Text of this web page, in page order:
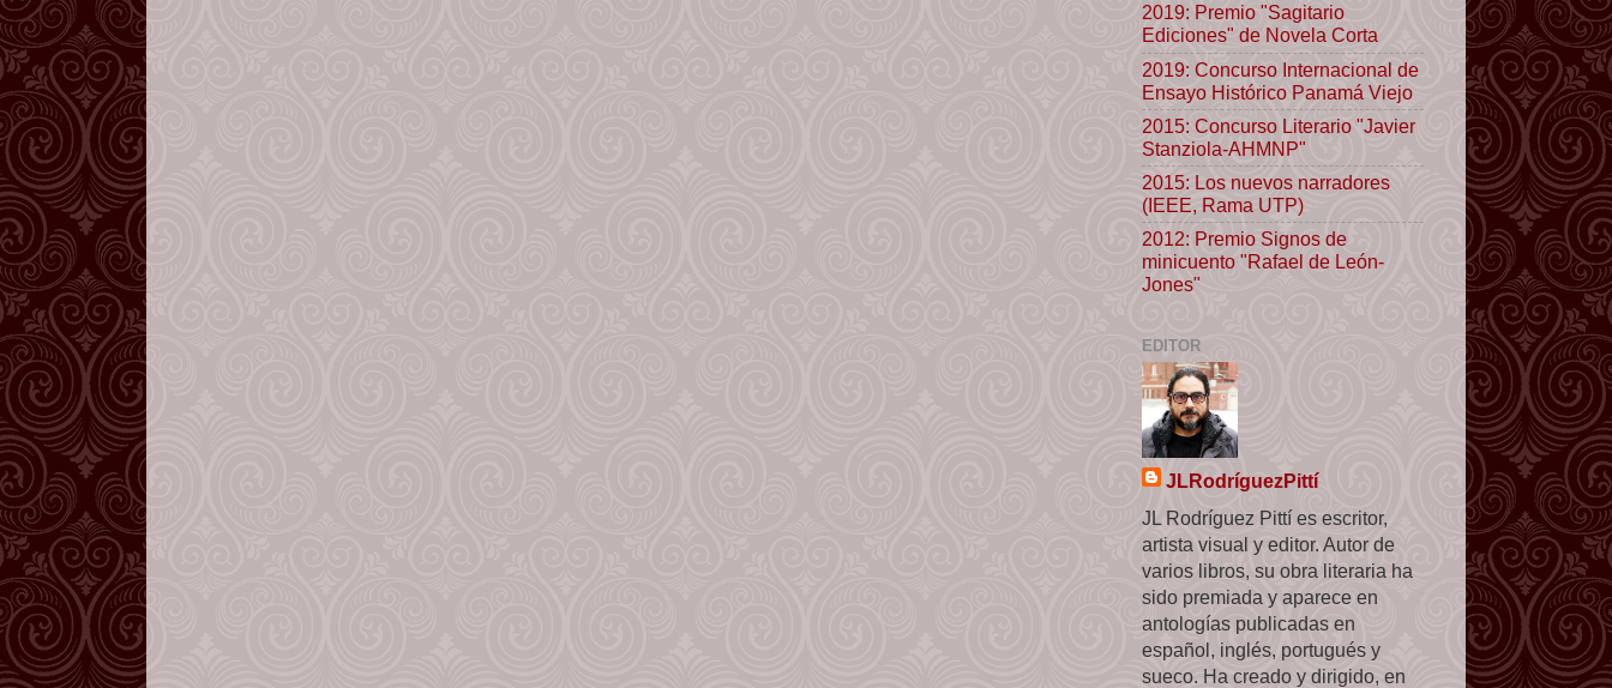
2019: Premio "Sagitario
Ediciones" de Novela Corta
2019: Concurso Internacional de
Ensayo Histórico Panamá Viejo
2015: Concurso Literario "Javier
Stanziola-AHMNP"
2015: Los nuevos narradores
(IEEE, Rama UTP)
2012: Premio Signos de
minicuento "Rafael de León-
Jones"
EDITOR
JLRodríguezPittí
JL Rodríguez Pittí es escritor,
artista visual y editor. Autor de
varios libros, su obra literaria ha
sido premiada y aparece en
antologías publicadas en
español, inglés, portugués y
sueco. Ha creado y dirigido, en